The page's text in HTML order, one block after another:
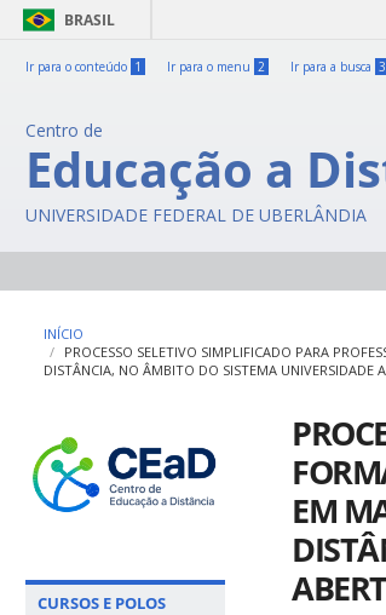
BRASIL
Ir para o conteúdo 1 Ir para o menu 2 Ir para a busca 3
Centro de
Educação a
UNIVERSIDADE FEDERAL DE UBERLÂNDIA
INÍCIO
PROCESSO SELETIVO SIMPLIFICADO PARA
DISTÂNCIA, NO ÂMBITO DO SISTEMA UNIVERSIDADE
CURSOS E POLOS
EM